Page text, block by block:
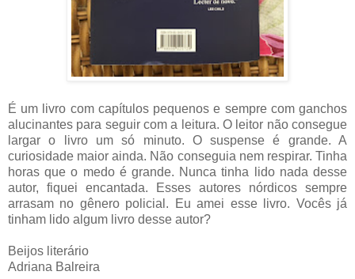
É um livro com capítulos pequenos e sempre com ganchos
alucinantes para seguir com a leitura. O leitor não consegue
largar o livro um só minuto. O suspense é grande. A
curiosidade maior ainda. Não conseguia nem respirar. Tinha
horas que o medo é grande. Nunca tinha lido nada desse
autor, fiquei encantada. Esses autores nórdicos sempre
arrasam no gênero policial. Eu amei esse livro. Vocês já
tinham lido algum livro desse autor?
Beijos literário
Adriana Balreira